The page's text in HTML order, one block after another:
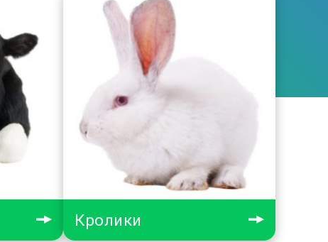
Кролики